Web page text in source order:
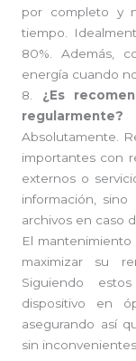
por completo y
tiempo.
80%. Además,
energía cuando
8. ¿Es
regularmente?
Absolutamente.
importantes con
externos o
información,
archivos en caso
El
maximizar su
Siguiendo
dispositivo en
asegurando así
sin